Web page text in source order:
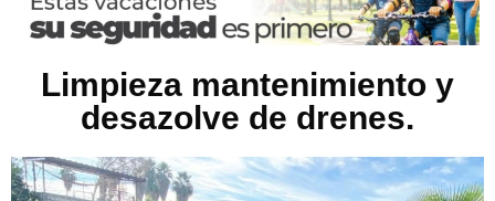
Limpieza mantenimiento y
desazolve de drenes.